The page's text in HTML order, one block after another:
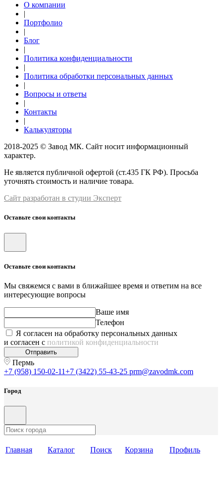
О компании
|
Портфолио
|
Блог
|
Политика конфиденциальности
|
Политика обработки персональных данных
|
Вопросы и ответы
|
Контакты
|
Калькуляторы
2018-2025 © Завод МК. Сайт носит информационный
характер.
Не является публичной офертой (ст.435 ГК РФ). Просьба
уточнять стоимость и наличие товара.
Сайт разработан в студии Эксперт
Оставьте свои контакты
Оставьте свои контакты
Мы свяжемся с вами в ближайшее время и ответим на все
интересующие вопросы
Ваше имя
Телефон
Я согласен на обработку персональных данных
и согласен с политикой конфиденциальности
Отправить
Пермь
+7 (958) 150-02-11+7 (3422) 55-43-25 prm@zavodmk.com
Город
Главная Каталог Поиск Корзина Профиль